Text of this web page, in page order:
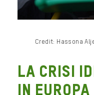
Credit: Hassona
La crisi
in Europa